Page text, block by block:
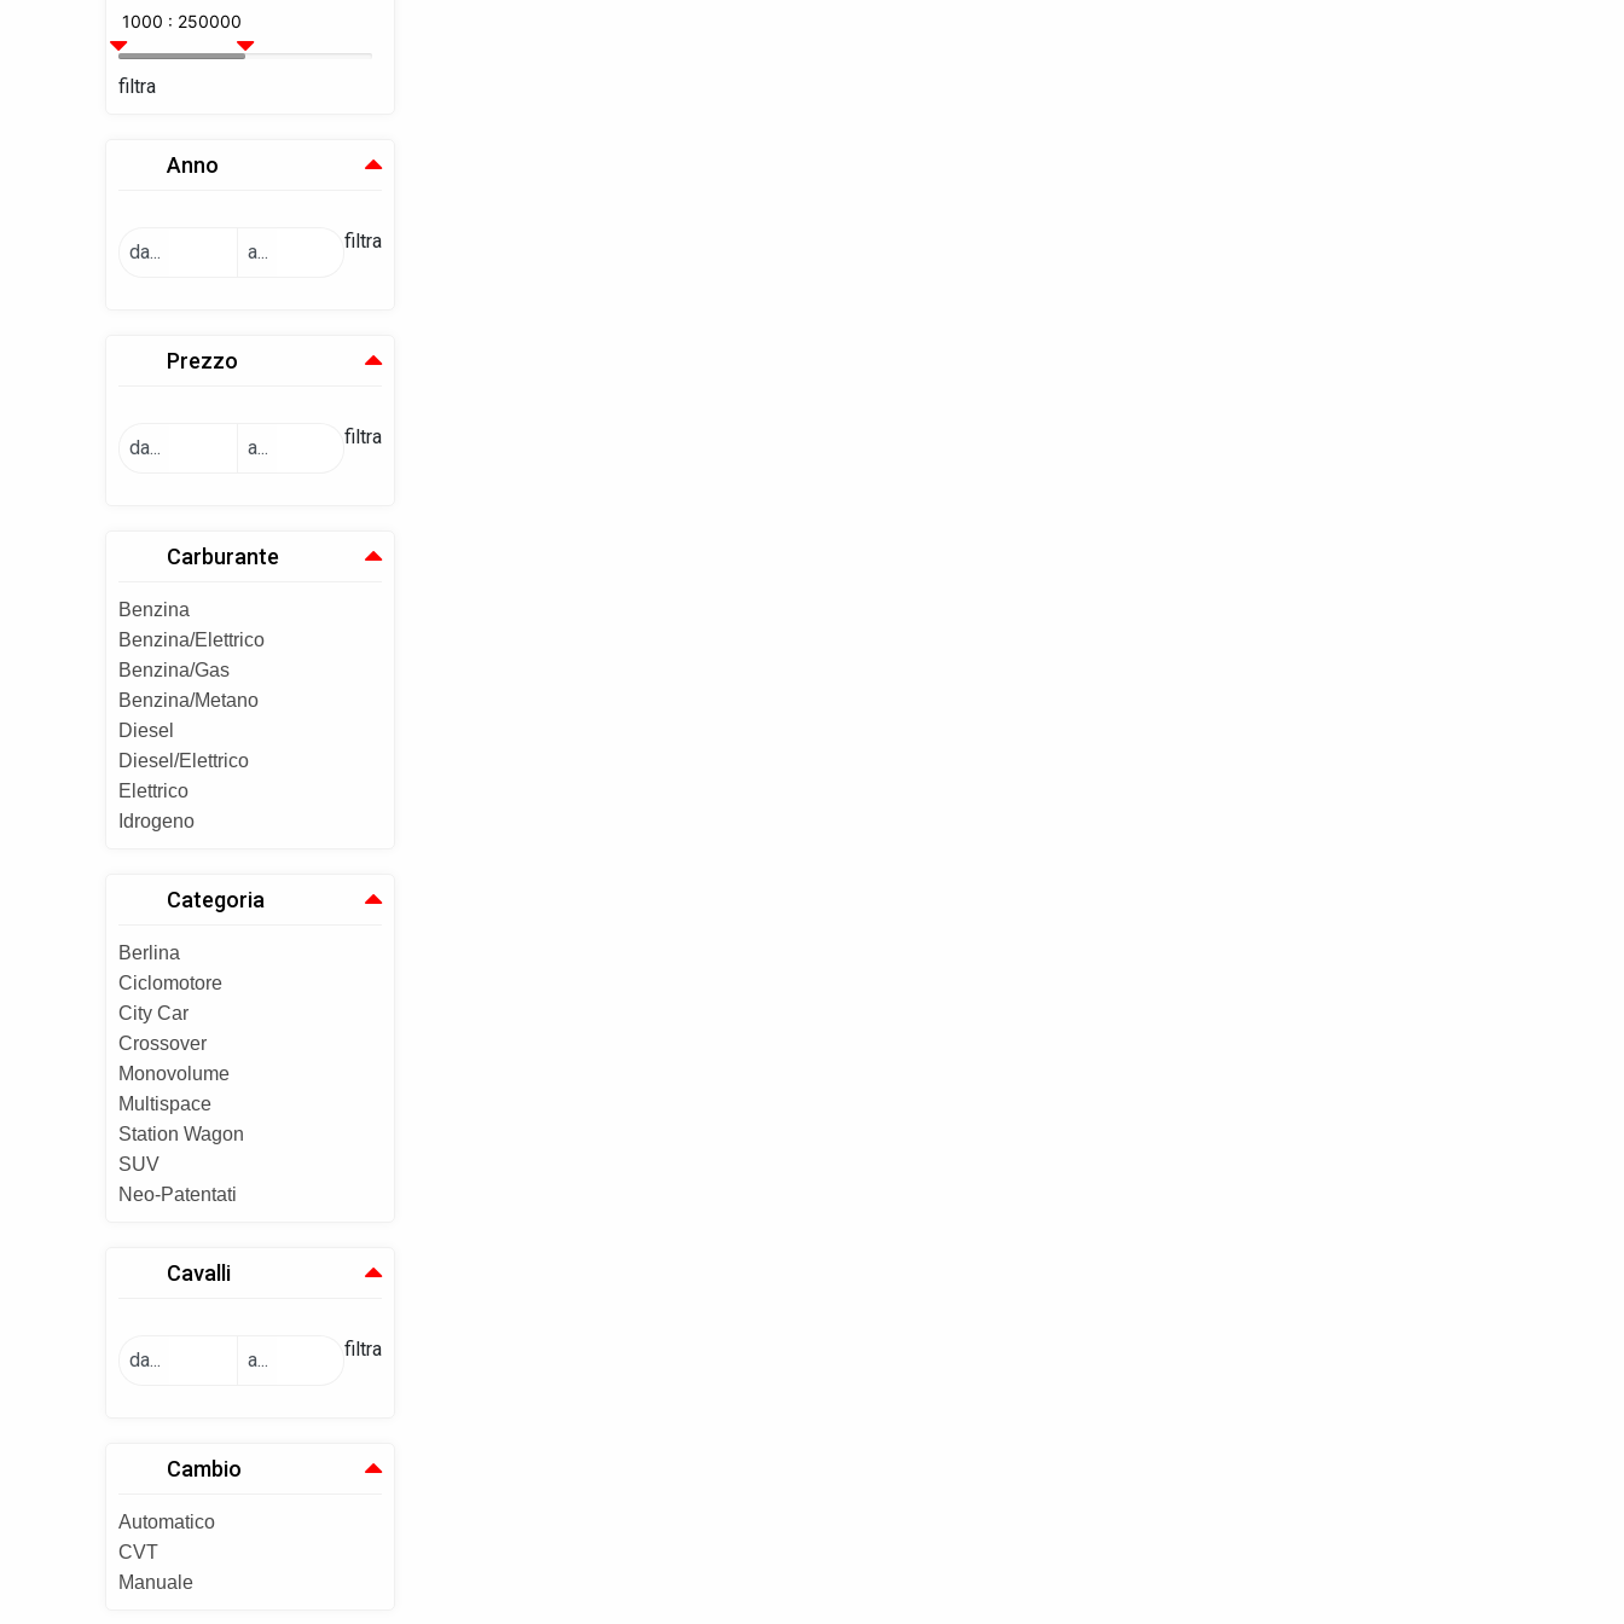
1000 : 250000
filtra
Anno
da... a... filtra
Prezzo
da... a... filtra
Carburante
Benzina
Benzina/Elettrico
Benzina/Gas
Benzina/Metano
Diesel
Diesel/Elettrico
Elettrico
Idrogeno
Categoria
Berlina
Ciclomotore
City Car
Crossover
Monovolume
Multispace
Station Wagon
SUV
Neo-Patentati
Cavalli
da... a... filtra
Cambio
Automatico
CVT
Manuale